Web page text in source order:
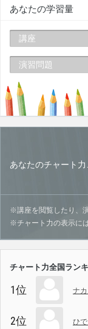
あなたの学習量
講座
演習問題
あなたのチャート力
※講座を閲覧したり、
※チャート力の表示に
チャート力全国ラン
1位 ナ
2位 ひ